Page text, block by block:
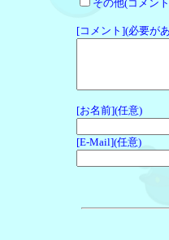
その他(コメン
[コメント](必要が
[お名前](任意)
[E-Mail](任意)